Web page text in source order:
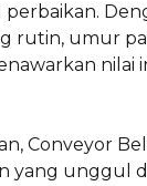
rutin, umur
nilai
Conveyor
yang unggul